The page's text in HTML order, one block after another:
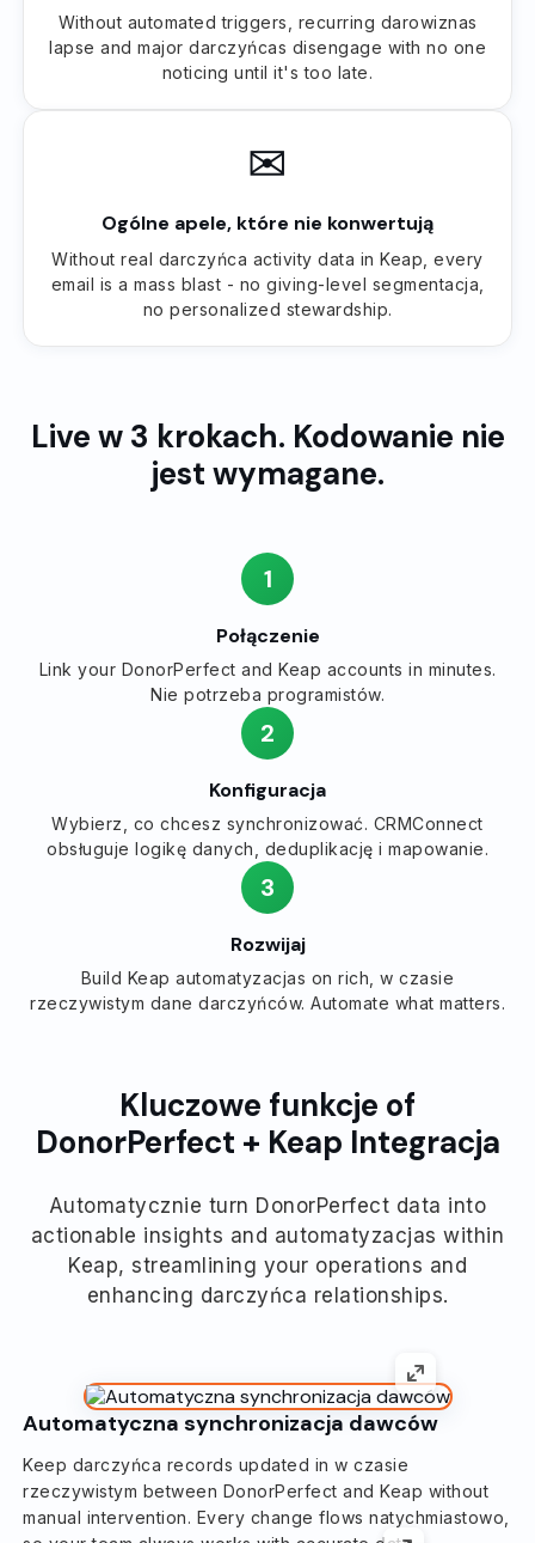
Without automated triggers, recurring darowiznas
lapse and major darczyńcas disengage with no one
noticing until it's too late.
✉
Ogólne apele, które nie konwertują
Without real darczyńca activity data in Keap, every
email is a mass blast - no giving-level segmentacja,
no personalized stewardship.
Live w 3 krokach. Kodowanie nie
jest wymagane.
1
Połączenie
Link your DonorPerfect and Keap accounts in minutes.
Nie potrzeba programistów.
2
Konfiguracja
Wybierz, co chcesz synchronizować. CRMConnect
obsługuje logikę danych, deduplikację i mapowanie.
3
Rozwijaj
Build Keap automatyzacjas on rich, w czasie
rzeczywistym dane darczyńców. Automate what matters.
Kluczowe funkcje of
DonorPerfect + Keap Integracja
Automatycznie turn DonorPerfect data into
actionable insights and automatyzacjas within
Keap, streamlining your operations and
enhancing darczyńca relationships.
Automatyczna synchronizacja dawców
Keep darczyńca records updated in w czasie
rzeczywistym between DonorPerfect and Keap without
manual intervention. Every change flows natychmiastowo,